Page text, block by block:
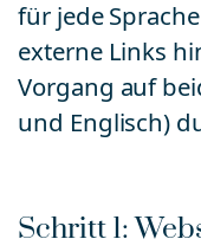
für jede
externe Links
Vorgang auf
und Englisch)
Schritt 1: